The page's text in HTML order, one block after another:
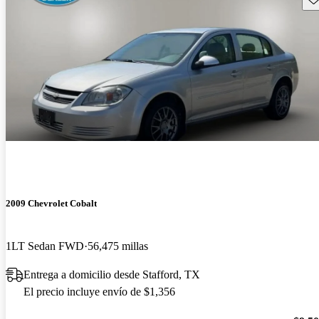
2009 Chevrolet Cobalt
1LT Sedan FWD 56,475 millas
Entrega a domicilio desde Stafford, TX
El precio incluye envío de $1,356